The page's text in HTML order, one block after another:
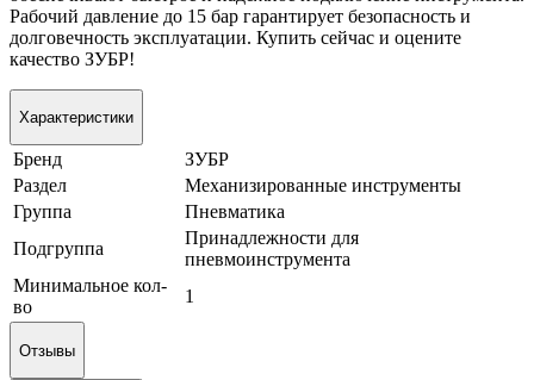
Рабочий давление до 15 бар гарантирует безопасность и
долговечность эксплуатации. Купить сейчас и оцените
качество ЗУБР!
Характеристики
Бренд
ЗУБР
Раздел
Механизированные инструменты
Группа
Пневматика
Подгруппа
Принадлежности для
пневмоинструмента
Минимальное кол-
во
1
Отзывы